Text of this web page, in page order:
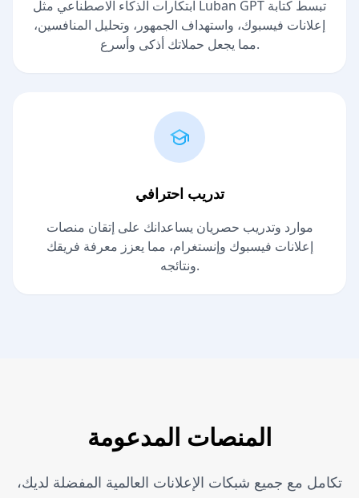
ابتكارات الذكاء الاصطناعي مثل Luban GPT تبسط كتابة
إعلانات فيسبوك، واستهداف الجمهور، وتحليل المنافسين،
مما يجعل حملاتك أذكى وأسرع.
تدريب احترافي
موارد وتدريب حصريان يساعدانك على إتقان منصات
إعلانات فيسبوك وإنستغرام، مما يعزز معرفة فريقك
ونتائجه.
المنصات المدعومة
تكامل مع جميع شبكات الإعلانات العالمية المفضلة لديك،